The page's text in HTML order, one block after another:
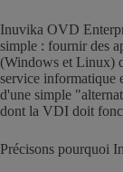
Inuvika OVD
simple : fournir des
(Windows et Linux)
service informatique
d'une simple
dont la VDI doit
Précisons pourquoi